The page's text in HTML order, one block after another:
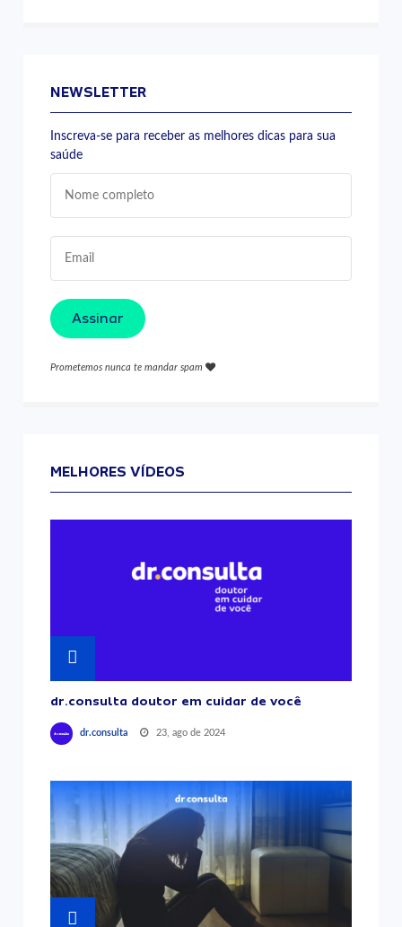
NEWSLETTER
Inscreva-se para receber as melhores dicas para sua
saúde
Assinar
Prometemos nunca te mandar spam
MELHORES VÍDEOS
dr.consulta doutor em cuidar de você
dr.consulta 23, ago de 2024